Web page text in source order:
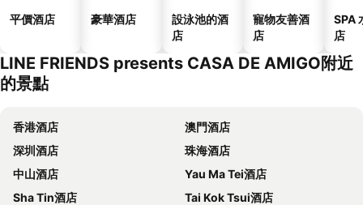
平價酒店 豪華酒店
設泳池的酒
店
寵物友善酒
店
SPA
店
LINE FRIENDS presents CASA DE AMIGO附近
的景點
香港酒店
澳門酒店
深圳酒店
珠海酒店
中山酒店
Yau Ma Tei酒店
Sha Tin酒店
Tai Kok Tsui酒店